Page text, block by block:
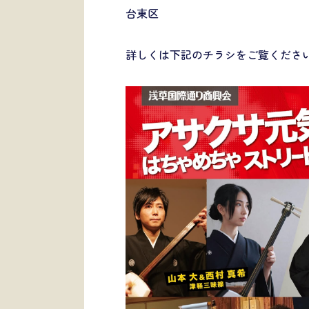
台東区
詳しくは下記のチラシをご覧くださ